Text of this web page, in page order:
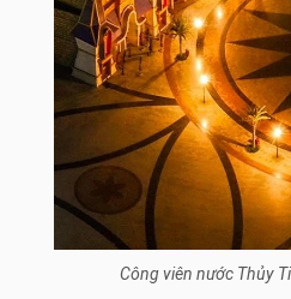
Công viên nước Thủy